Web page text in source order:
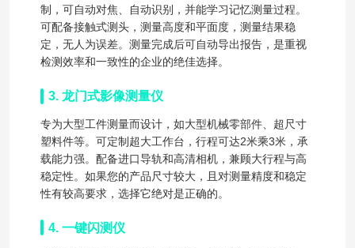
制，可自动对焦、自动识别，并能学习记忆测量过程。
可配备接触式测头，测量高度和平面度，测量结果稳
定，无人为误差。测量完成后可自动导出报告，是重视
检测效率和一致性的企业的绝佳选择。
3. 龙门式影像测量仪
专为大型工件测量而设计，如大型机械零部件、超尺寸
塑料件等。可定制超大工作台，行程可达2米乘3米，承
载能力强。配备进口导轨和高清相机，兼顾大行程与高
稳定性。如果您的产品尺寸较大，且对测量精度和稳定
性有较高要求，选择它绝对是正确的。
4. 一键闪测仪